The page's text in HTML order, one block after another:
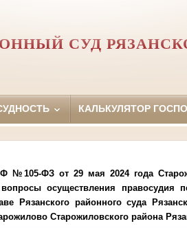
СУД
КАЛЬКУЛЯТОР
№105-ФЗ от 29 мая 2024 года
осуществления правосудия
Рязанского районного суда
Старожиловского района